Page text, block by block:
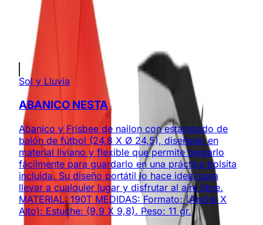
Envíos a todo Colombia
Productos Relacionados
Sol y Lluvia
ABANICO NESTA
Abanico y Frisbee de nailon con estampado de
balón de fútbol (24,8 X Ø 24,5), diseñado en
material liviano y flexible que permite plegarlo
fácilmente para guardarlo en una práctica bolsita
incluida. Su diseño portátil lo hace ideal para
llevar a cualquier lugar y disfrutar al aire libre.
MATERIAL: 190T MEDIDAS: Formato: (Ancho X
Alto): Estuche: (9,9 X 9,8). Peso: 11 gr.